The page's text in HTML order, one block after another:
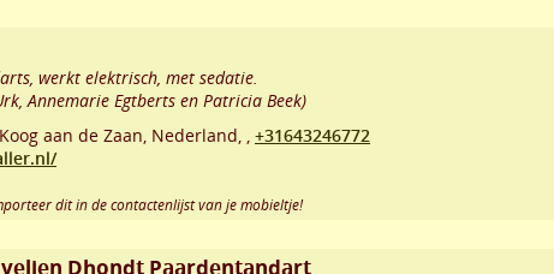
werkt elektrisch, met sedatie.
Annemarie Egtberts en Patricia Beek)
Koog aan de Zaan Nederland,
+31643246772
dit in de contactenlijst van je mobieltje!
Dhondt Paardentandart